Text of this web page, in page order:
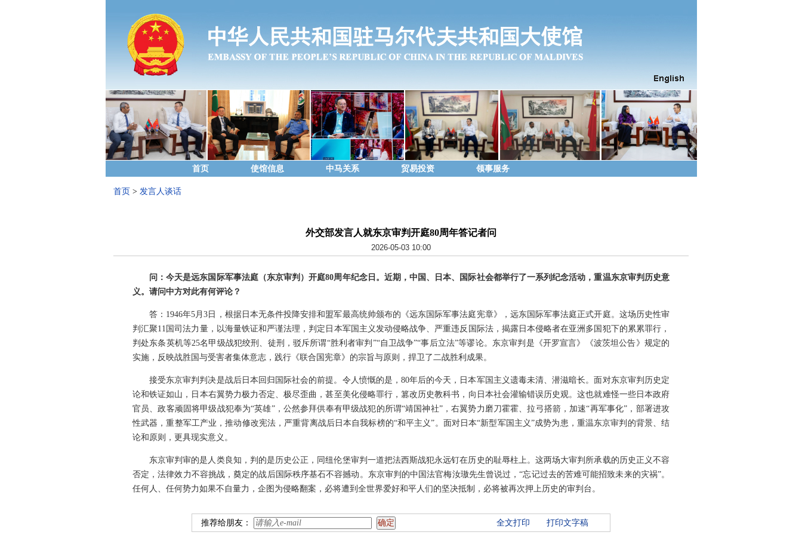
首页 使馆信息 中马关系 贸易投资 领事服务
首页 > 发言人谈话
外交部发言人就东京审判开庭80周年答记者问
2026-05-03 10:00
问：今天是远东国际军事法庭（东京审判）开庭80周年纪念日。近期，中国、日本、国际社会都举行了一系列纪念活动，重温东京审判历史意
义。请问中方对此有何评论？
答：1946年5月3日，根据日本无条件投降安排和盟军最高统帅颁布的《远东国际军事法庭宪章》，远东国际军事法庭正式开庭。这场历史性审
判汇聚11国司法力量，以海量铁证和严谨法理，判定日本军国主义发动侵略战争、严重违反国际法，揭露日本侵略者在亚洲多国犯下的累累罪行，
判处东条英机等25名甲级战犯绞刑、徒刑，驳斥所谓“胜利者审判”“自卫战争”“事后立法”等谬论。东京审判是《开罗宣言》《波茨坦公告》规定的
实施，反映战胜国与受害者集体意志，践行《联合国宪章》的宗旨与原则，捍卫了二战胜利成果。
接受东京审判判决是战后日本回归国际社会的前提。令人愤慨的是，80年后的今天，日本军国主义遗毒未清、潜滋暗长。面对东京审判历史定
论和铁证如山，日本右翼势力极力否定、极尽歪曲，甚至美化侵略罪行，篡改历史教科书，向日本社会灌输错误历史观。这也就难怪一些日本政府
官员、政客顽固将甲级战犯奉为“英雄”，公然参拜供奉有甲级战犯的所谓“靖国神社”，右翼势力磨刀霍霍、拉弓搭箭，加速“再军事化”，部署进攻
性武器，重整军工产业，推动修改宪法，严重背离战后日本自我标榜的“和平主义”。面对日本“新型军国主义”成势为患，重温东京审判的背景、结
论和原则，更具现实意义。
东京审判审的是人类良知，判的是历史公正，同纽伦堡审判一道把法西斯战犯永远钉在历史的耻辱柱上。这两场大审判所承载的历史正义不容
否定，法律效力不容挑战，奠定的战后国际秩序基石不容撼动。东京审判的中国法官梅汝璈先生曾说过，“忘记过去的苦难可能招致未来的灾祸”。
任何人、任何势力如果不自量力，企图为侵略翻案，必将遭到全世界爱好和平人们的坚决抵制，必将被再次押上历史的审判台。
推荐给朋友： 全文打印 打印文字稿